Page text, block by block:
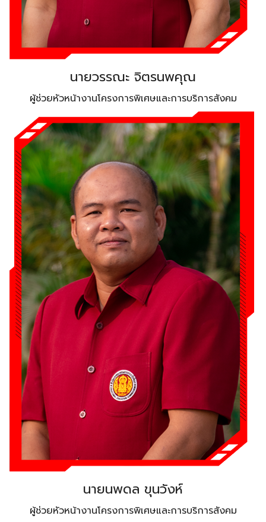
นายวรรณะ จิตรนพคุณ
ผู้ช่วยหัวหน้างานโครงการพิเศษและการบริการสังคม
นายนพดล ขุนวังห์
ผู้ช่วยหัวหน้างานโครงการพิเศษและการบริการสังคม